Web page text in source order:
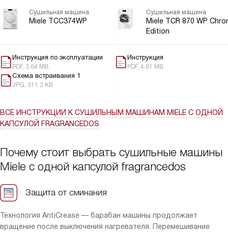
Сушильная машина
Miele TCC374WP
Инструкция по эксплуатации
PDF, 3.64 MB
Схема встраивания 1
JPG, 311.2 KB
Сушильная машина
Miele TCR 870 WP
Edition
Инструкция
PDF, 4.61 MB
ВСЕ ИНСТРУКЦИИ К СУШИЛЬНЫМ МАШИНАМ MIELE С ОДНОЙ
КАПСУЛОЙ FRAGRANCEDOS
Почему стоит выбрать сушильные машины
Miele с одной капсулой fragrancedos
Защита от сминания
Технология AntiCrease — барабан машины продолжает
вращение после выключения нагревателя. Перемешивание